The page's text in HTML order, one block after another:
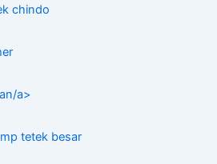
chindo
a>
tetek besar